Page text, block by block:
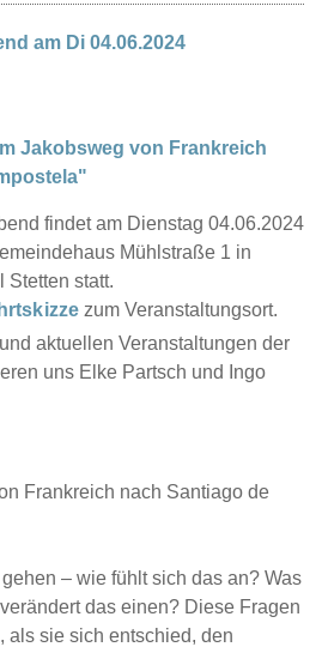
am Di 04.06.2024
Jakobsweg von Frankreich
findet am Dienstag 04.06.2024
Mühlstraße 1 in
Stetten statt.
zum Veranstaltungsort.
aktuellen Veranstaltungen der
uns Elke Partsch und Ingo
Frankreich nach Santiago de
– wie fühlt sich das an? Was
das einen? Diese Fragen
als sie sich entschied, den